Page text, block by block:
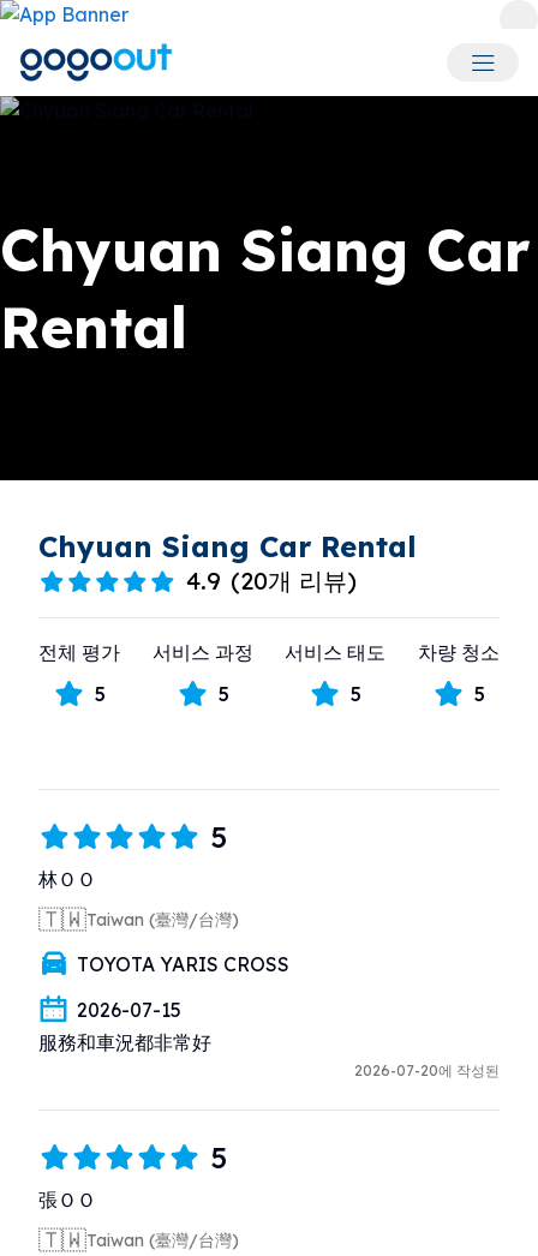
회원 메
Chyuan Siang Car
Rental
Chyuan Siang Car Rental
4.9 (20개 리뷰)
전체 평가
5
서비스 과정
5
서비스 태도
5
차량 청소
5
5
林ＯＯ
🇹🇼Taiwan (臺灣/台灣)
TOYOTA YARIS CROSS
2026-07-15
服務和車況都非常好
2026-07-20에 작성된
5
張ＯＯ
🇹🇼Taiwan (臺灣/台灣)